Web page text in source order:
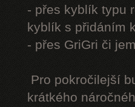
- přes kyblík typu
kyblík s přidáním
- přes GriGri či
Pro pokročilejší
krátkého